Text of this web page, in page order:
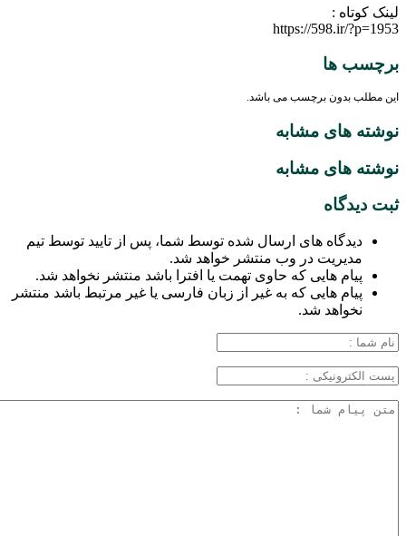
لینک کوتاه :
https://598.ir/?p=1953
برچسب ها
این مطلب بدون برچسب می باشد.
نوشته های مشابه
نوشته های مشابه
ثبت دیدگاه
دیدگاه های ارسال شده توسط شما، پس از تایید توسط تیم
مدیریت در وب منتشر خواهد شد.
پیام هایی که حاوی تهمت یا افترا باشد منتشر نخواهد شد.
پیام هایی که به غیر از زبان فارسی یا غیر مرتبط باشد منتشر
نخواهد شد.